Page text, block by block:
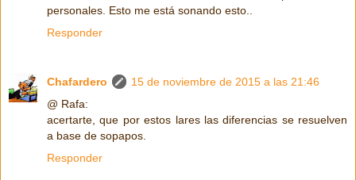
personales. Esto me está sonando esto..
Responder
Chafardero
15 de noviembre de 2015 a las 21:46
@ Rafa:
acertarte, que por estos lares las diferencias se resuelven
a base de sopapos.
Responder